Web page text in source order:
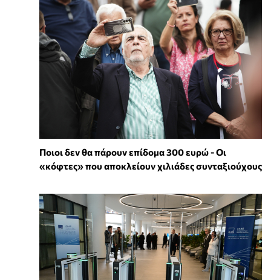
Ποιοι δεν θα πάρουν επίδομα 300 ευρώ - Οι
«κόφτες» που αποκλείουν χιλιάδες συνταξιούχους